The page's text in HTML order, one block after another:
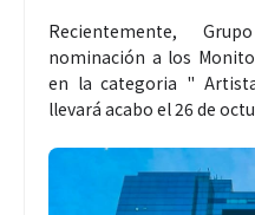
Recientemente,
nominación a los
en la categoria "
llevará acabo el 26 de